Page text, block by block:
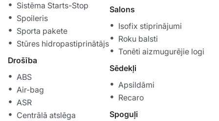
Sistēma Starts-Stop
Spoileris
Sporta pakete
Stūres hidropastiprinātājs
Drošība
ABS
Air-bag
ASR
Centrālā atslēga
Salons
Isofix stiprinājumi
Roku balsti
Tonēti aizmugurējie logi
Sēdekļi
Apsildāmi
Recaro
Spoguļi